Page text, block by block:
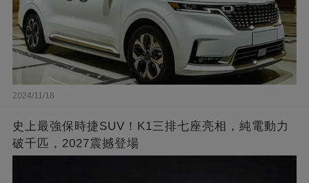
2024/11/18
史上最強保時捷SUV！K1三排七座亮相，純電動力
破千匹，2027震撼登場